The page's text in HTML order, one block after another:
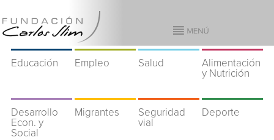
Educación Empleo Salud
Alimentación
y Nutrición
Desarrollo
Econ. y
Social
Migrantes
Seguridad
vial
Deporte